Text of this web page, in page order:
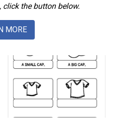
the button below.
MORE